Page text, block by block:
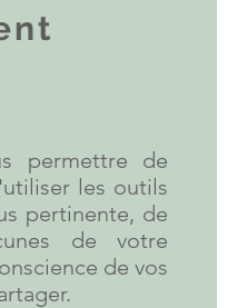
permettre de
les outils
pertinente, de
de votre
de vos